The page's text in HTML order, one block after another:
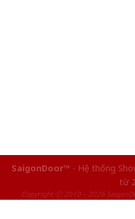
SaigonDoor™ - Hệ thống
từ
Copyright ⓒ 2010 – 2026